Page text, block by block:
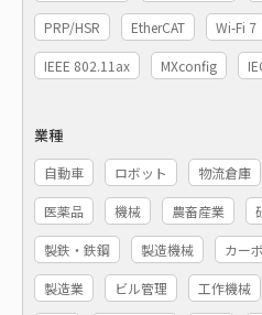
PRP/HSR EtherCAT Wi-Fi 7
IEEE 802.11ax MXconfig
業種
自動車 ロボット 物流倉庫
医薬品 機械 農畜産業
製鉄・鉄鋼 製造機械 カー
製造業 ビル管理 工作機械